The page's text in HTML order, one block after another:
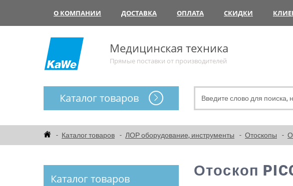
О КОМПАНИИ ДОСТАВКА ОПЛАТА СКИДКИ
Медицинская техника
Прямые поставки от производителей
Каталог товаров
Каталог товаров ЛОР оборудование, инструменты Отоскопы
Каталог товаров Отоскоп